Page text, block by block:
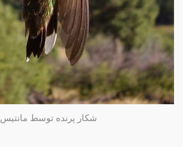
شکار پرنده توسط مانتیس